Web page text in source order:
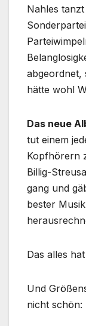
Nahles
abgeordnet,
hätte wohl
Das neue
tut einem
Kopfhörern
Billig-
gang und
bester
Das alles
Und
nicht schön: